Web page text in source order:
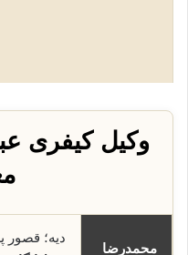
وکیل کیفری
محمدرضا
دیه؛ قصور